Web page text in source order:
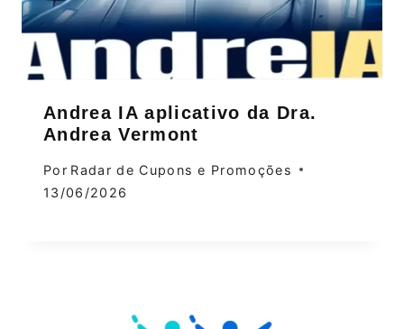
Andrea IA aplicativo da Dra.
Andrea Vermont
Por Radar de Cupons e Promoções
13/06/2026